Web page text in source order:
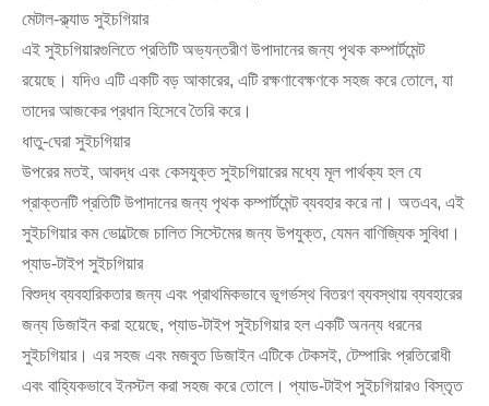
মেটাল-ক্ল্যাড সুইচগিয়ার
এই সুইচগিয়ারগুলিতে প্রতিটি অভ্যন্তরীণ উপাদানের জন্য পৃথক কম্পার্টমেন্ট
রয়েছে। যদিও এটি একটি বড় আকারের, এটি রক্ষণাবেক্ষণকে সহজ করে তোলে, যা
তাদের আজকের প্রধান হিসেবে তৈরি করে।
ধাতু-ঘেরা সুইচগিয়ার
উপরের মতই, আবদ্ধ এবং কেসযুক্ত সুইচগিয়ারের মধ্যে মূল পার্থক্য হল যে
প্রাক্তনটি প্রতিটি উপাদানের জন্য পৃথক কম্পার্টমেন্ট ব্যবহার করে না। অতএব, এই
সুইচগিয়ার কম ভোল্টেজে চালিত সিস্টেমের জন্য উপযুক্ত, যেমন বাণিজ্যিক সুবিধা।
প্যাড-টাইপ সুইচগিয়ার
বিশুদ্ধ ব্যবহারিকতার জন্য এবং প্রাথমিকভাবে ভূগর্ভস্থ বিতরণ ব্যবস্থায় ব্যবহারের
জন্য ডিজাইন করা হয়েছে, প্যাড-টাইপ সুইচগিয়ার হল একটি অনন্য ধরনের
সুইচগিয়ার। এর সহজ এবং মজবুত ডিজাইন এটিকে টেকসই, টেম্পারিং প্রতিরোধী
এবং বাহ্যিকভাবে ইনস্টল করা সহজ করে তোলে। প্যাড-টাইপ সুইচগিয়ারও বিস্তৃত